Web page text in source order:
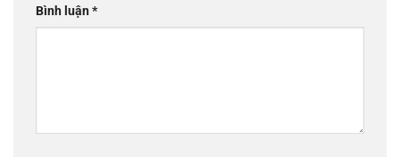
Bình luận*